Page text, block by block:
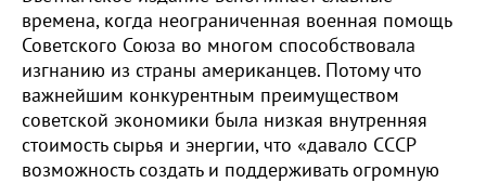
времена, когда неограниченная военная помощь
Советского Союза во многом способствовала
изгнанию из страны американцев. Потому что
важнейшим конкурентным преимуществом
советской экономики была низкая внутренняя
стоимость сырья и энергии, что «давало СССР
возможность создать и поддерживать огромную